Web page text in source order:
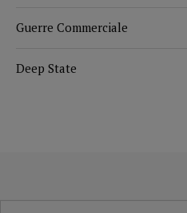
Guerre Commerciale
Deep State